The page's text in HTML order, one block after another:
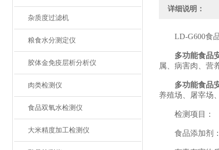
杂质度过滤机
粮食水分测定仪
胶体金免疫层析分析仪
肉类检测仪
食品双氧水检测仪
大米精度加工检测仪
详细说明：
LD-G600食品
多功能食品
属、病害肉、营
多功能食品
养殖场、屠宰场
检测项目：
食品添加剂：